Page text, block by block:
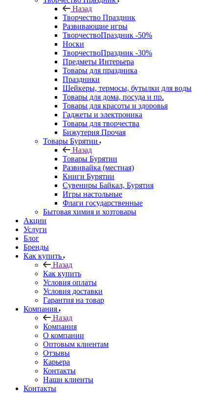
Назад
Творчество Праздник
Развивающие игры
ТворчествоПраздник -50%
Носки
ТворчествоПраздник -30%
Предметы Интерьера
Товары для праздника
Праздники
Шейкеры, термосы, бутылки для воды
Товары для дома, посуда и пр.
Товары для красоты и здоровья
Гаджеты и электроника
Товары для творчества
Бижутерия Прочая
Товары Бурятии
Назад
Товары Бурятии
Развивайка (местная)
Книги Бурятии
Сувениры Байкал, Бурятия
Игры настольные
Флаги государственные
Бытовая химия и хозтовары
Акции
Услуги
Блог
Бренды
Как купить
Назад
Как купить
Условия оплаты
Условия доставки
Гарантия на товар
Компания
Назад
Компания
О компании
Оптовым клиентам
Отзывы
Карьера
Контакты
Наши клиенты
Контакты